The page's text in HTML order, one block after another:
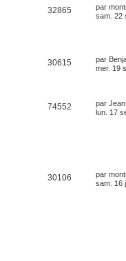
32865 par
sam. 22
30615 par
mer. 19
74552 par
lun. 17
30106 par
sam. 16